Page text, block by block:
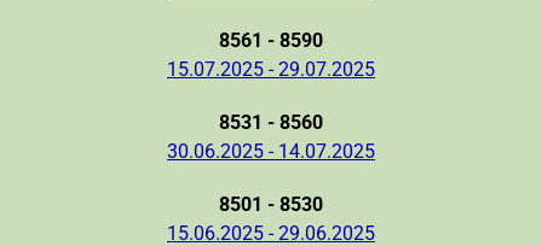
8561 - 8590
15.07.2025 - 29.07.2025
8531 - 8560
30.06.2025 - 14.07.2025
8501 - 8530
15.06.2025 - 29.06.2025